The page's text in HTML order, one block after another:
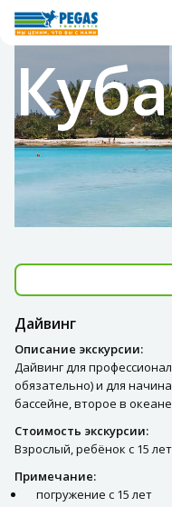
Куба
Дайвинг
Описание экскурсии:
Дайвинг для
обязательно) и для
бассейне, второе в
Стоимость экскурсии:
Взрослый, ребёнок с 15
Примечание:
погружение с 15 лет